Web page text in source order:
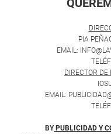
PIA
EMAIL:
DIRECTOR
EMAIL:
BY PUBLICIDAD Y